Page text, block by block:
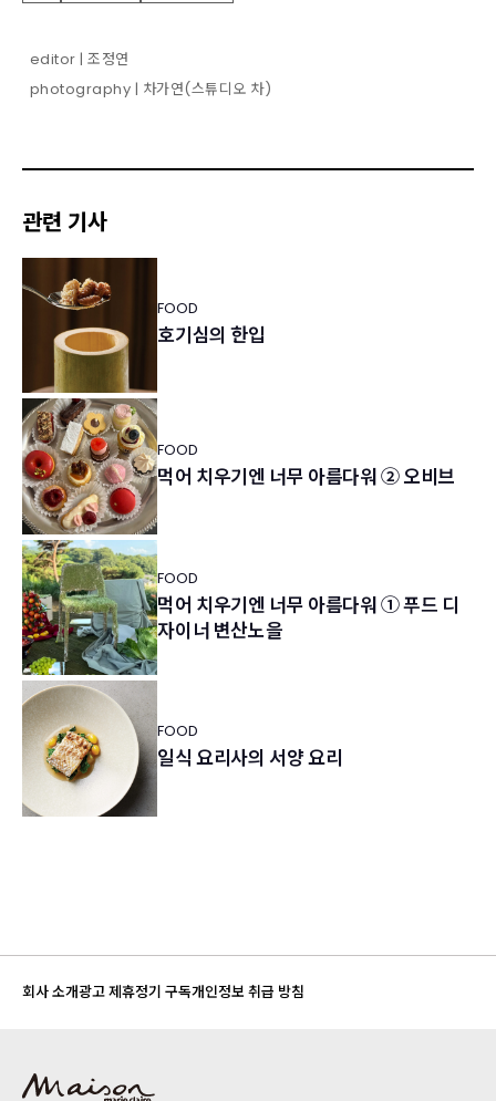
editor | 조정연
photography | 차가연(스튜디오 차)
관련 기사
FOOD
호기심의 한입
FOOD
먹어 치우기엔 너무 아름다워 ② 오비브
FOOD
먹어 치우기엔 너무 아름다워 ① 푸드 디
자이너 변산노을
FOOD
일식 요리사의 서양 요리
회사 소개광고 제휴정기 구독개인정보 취급 방침